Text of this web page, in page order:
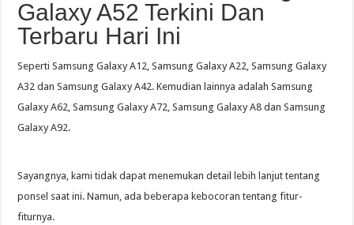
Galaxy A52 Terkini Dan
Terbaru Hari Ini
Seperti Samsung Galaxy A12, Samsung Galaxy A22, Samsung Galaxy
A32 dan Samsung Galaxy A42. Kemudian lainnya adalah Samsung
Galaxy A62, Samsung Galaxy A72, Samsung Galaxy A8 dan Samsung
Galaxy A92.
Sayangnya, kami tidak dapat menemukan detail lebih lanjut tentang
ponsel saat ini. Namun, ada beberapa kebocoran tentang fitur-
fiturnya.